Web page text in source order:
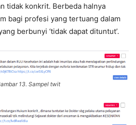
tidak konkrit. Berbeda halnya
bagi profesi yang tertuang dalam
berbunyi ‘tidak dapat dituntut’.
13. Sampel twit